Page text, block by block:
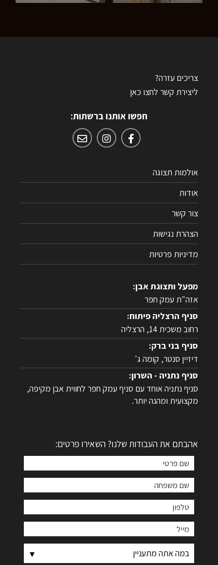
צריכים עזרה?
ליצירת קשר לחצו כאן
חפשו אותנו ברשתות:
אולמות תצוגה
אודות
צור קשר
הצהרת נגישות
מדיניות פרטיות
מפעל ותצוגת אבן:
אזה"ת עמק חפר
סניף הרצליה פיתוח:
רחוב משכית 14, הרצליה
סניף בני ברק:
דיזיין סנטר, קומה ג'
סניף נתניה - השרון:
סניף נתניה אוחד עם סניף עמק חפר לחווית אבן מקיפה,
מקצועית ומהנה יותר.
אהבתם את העבודות שלנו? השאירו פרטים: